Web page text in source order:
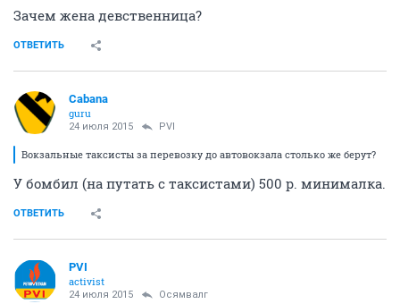
Зачем жена девственница?
ОТВЕТИТЬ
Cabana
guru
24 июля 2015 PVI
Вокзальные таксисты за перевозку до автовокзала столько же берут?
У бомбил (на путать с таксистами) 500 р. минималка.
ОТВЕТИТЬ
PVI
activist
24 июля 2015 Осямвалг